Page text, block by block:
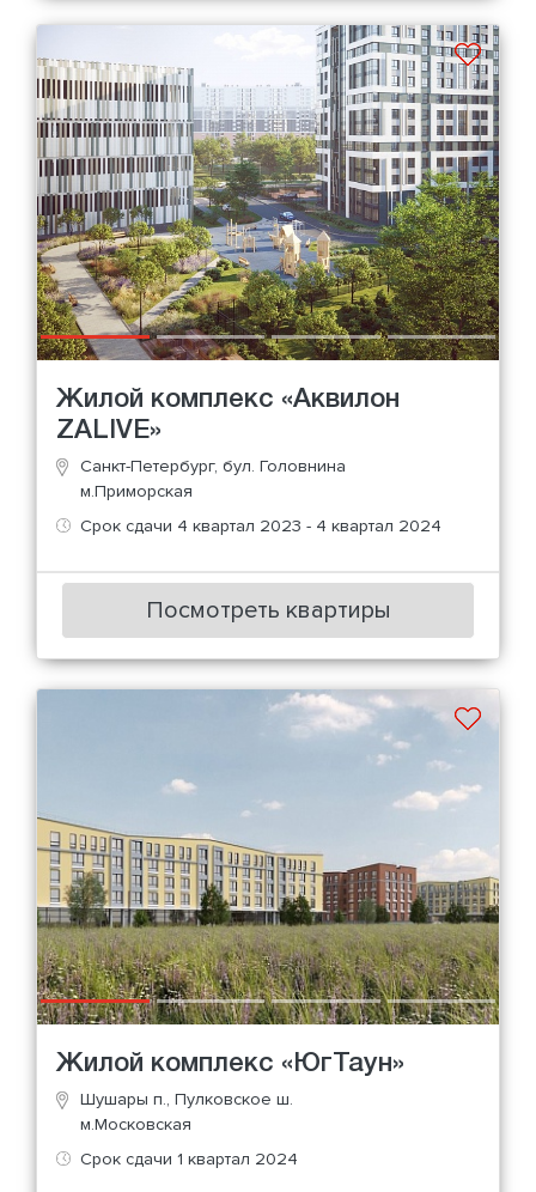
Жилой комплекс «Аквилон
ZALIVE»
Санкт-Петербург, бул. Головнина
м.Приморская
Срок сдачи 4 квартал 2023 - 4 квартал 2024
Посмотреть квартиры
Жилой комплекс «ЮгТаун»
Шушары п., Пулковское ш.
м.Московская
Срок сдачи 1 квартал 2024